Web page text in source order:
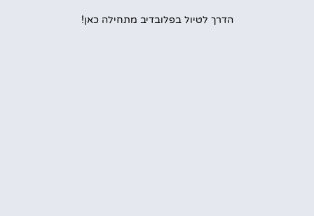
הדרך לטיול בפלובדיב מתחילה כאן!